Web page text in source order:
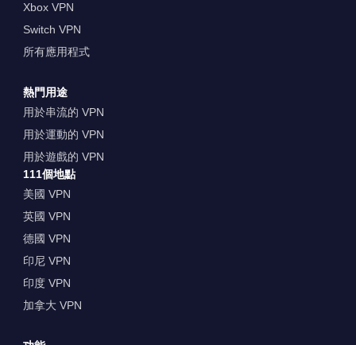
Xbox VPN
Switch VPN
所有應用程式
熱門用途
用於串流的 VPN
用於運動的 VPN
用於遊戲的 VPN
111個地點
美國 VPN
英國 VPN
德國 VPN
印尼 VPN
印度 VPN
加拿大 VPN